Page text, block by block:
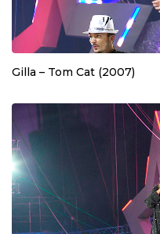
Gilla – Tom Cat (2007)